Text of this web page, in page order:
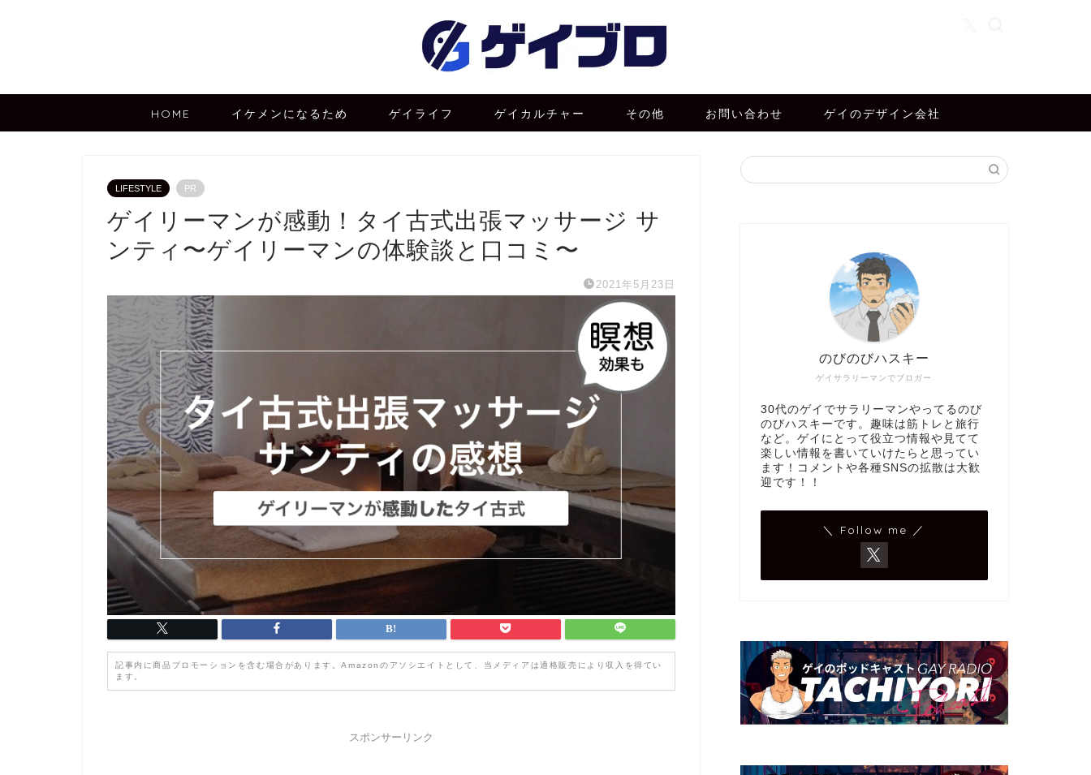
HOME イケメンになるため ゲイライフ ゲイカルチャー その他 お問い合わせ ゲイのデザイン会社
LIFESTYLE PR
ゲイリーマンが感動！タイ古式出張マッサージ サ
ンティ〜ゲイリーマンの体験談と口コミ〜
2021年5月23日
記事内に商品プロモーションを含む場合があります。Amazonのアソシエイトとして、当メディアは適格販売により収入を得てい
ます。
スポンサーリンク
ゲイサラリーマンでブロガー
のびのびハスキー
30代のゲイでサラリーマンやってるのび
のびハスキーです。趣味は筋トレと旅行
など。ゲイにとって役立つ情報や見てて
楽しい情報を書いていけたらと思ってい
ます！コメントや各種SNSの拡散は大歓
迎です！！
＼ Follow me ／